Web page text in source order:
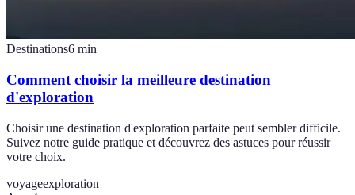
Destinations6 min
Comment choisir la meilleure destination
d'exploration
Choisir une destination d'exploration parfaite peut sembler difficile.
Suivez notre guide pratique et découvrez des astuces pour réussir
votre choix.
voyageexploration